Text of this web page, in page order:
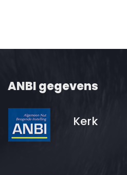
ANBI gegevens
Kerk